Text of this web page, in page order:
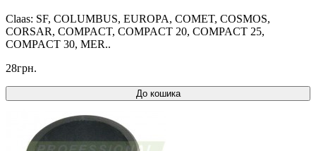
Claas: SF, COLUMBUS, EUROPA, COMET, COSMOS,
CORSAR, COMPACT, COMPACT 20, COMPACT 25,
COMPACT 30, MER..
28грн.
До кошика